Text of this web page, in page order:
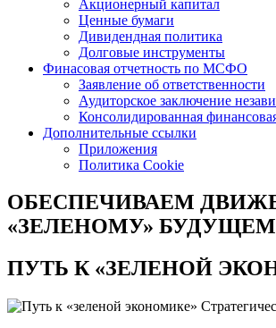
Акционерный капитал
Ценные бумаги
Дивидендная политика
Долговые инструменты
Финасовая отчетность по МСФО
Заявление об ответственности
Аудиторское заключение
Консолидированная
Дополнительные ссылки
Приложения
Политика Cookie
ОБЕСПЕЧИВАЕМ
«ЗЕЛЕНОМУ»
ПУТЬ К«ЗЕЛЕНОЙ